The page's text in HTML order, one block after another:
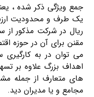
جمع ویژگی ذکر شده ،
یک طرف و محدودیت
ریال در شرکت مذکور از
مقنن برای آن در حوزه
می توان در به
اهداف بزرگ علاوه بر
های متعارف از جمله
مجامع و یا مدیران دید.